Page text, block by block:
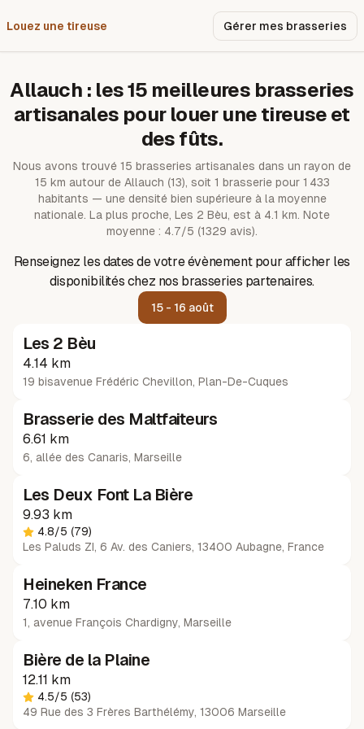
Louez une tireuse Gérer mes brasseries
Allauch : les15 meilleures brasseries
artisanales pour louer une tireuse et
des fûts.
Nous avons trouvé 15 brasseries artisanales dans un rayon de
15 km autour de Allauch (13), soit 1 brasserie pour 1 433
habitants — une densité bien supérieure à la moyenne
nationale. La plus proche, Les 2 Bèu, est à 4.1 km. Note
moyenne : 4.7/5 (1329 avis).
Renseignez les dates de votre évènement pour afficher les
disponibilités chez nos brasseries partenaires.
15 - 16 août
Les 2 Bèu
4.14 km
19 bisavenue Frédéric Chevillon, Plan-De-Cuques
Brasserie des Maltfaiteurs
6.61 km
6, allée des Canaris, Marseille
Les Deux Font La Bière
9.93 km
4.8/5 (79)
Les Paluds ZI, 6 Av. des Caniers, 13400 Aubagne, France
Heineken France
7.10 km
1, avenue François Chardigny, Marseille
Bière de la Plaine
12.11 km
4.5/5 (53)
49 Rue des 3 Frères Barthélémy, 13006 Marseille